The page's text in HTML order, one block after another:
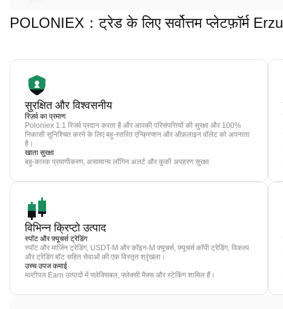
POLONIEX：ट्रेड के लिए सर्वोत्तम प्लेटफ़ॉर्म
सुरक्षित और विश्वसनीय
रिज़र्व का प्रमाण
Poloniex 1:1 रिजर्व प्रदान करता है और आपकी परिसंपत्तियों की सुरक्षा और 100%
निकासी सुनिश्चित करने के लिए बहु-स्तरित एन्क्रिप्शन और ऑफ़लाइन वॉलेट को अपनाता
है।
खाता सुरक्षा
बहु-कारक प्रमाणीकरण, असामान्य लॉगिन अलर्ट और कुकी अपहरण सुरक्षा
विभिन्न क्रिप्टो उत्पाद
स्पॉट और फ़्यूचर्स ट्रेडिंग
स्पॉट और मार्जिन ट्रेडिंग, USDT-M और कॉइन-M फ़्यूचर्स, फ़्यूचर्स कॉपी ट्रेडिंग, विकल्प
और ट्रेडिंग बॉट सहित सेवाओं की एक विस्तृत श्रृंखला।
उच्च उपज कमाई
मल्टीपल Earn उत्पादों में फ्लेक्सिबल, फ्लेक्सी मैक्स और स्टेकिंग शामिल हैं।